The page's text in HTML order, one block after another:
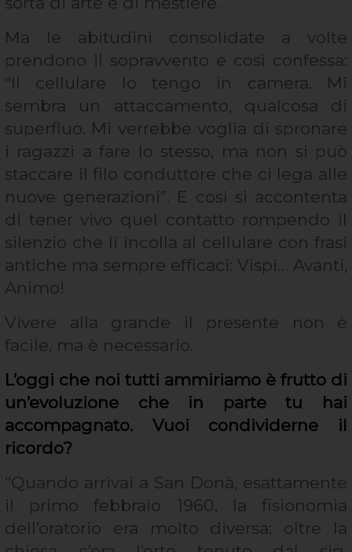
Ma le abitudini consolidate a volte
prendono il sopravvento e così confessa:
“Il cellulare lo tengo in camera. Mi
sembra un attaccamento, qualcosa di
superfluo. Mi verrebbe voglia di spronare
i ragazzi a fare lo stesso, ma non si può
staccare il filo conduttore che ci lega alle
nuove generazioni”. E così si accontenta
di tener vivo quel contatto rompendo il
silenzio che li incolla al cellulare con frasi
antiche ma sempre efficaci: Vispi… Avanti,
Animo!
Vivere alla grande il presente non è
facile, ma è necessario.
L’oggi che noi tutti ammiriamo è frutto di
un’evoluzione che in parte tu hai
accompagnato. Vuoi condividerne il
ricordo?
“Quando arrivai a San Donà, esattamente
il primo febbraio 1960, la fisionomia
dell’oratorio era molto diversa: oltre la